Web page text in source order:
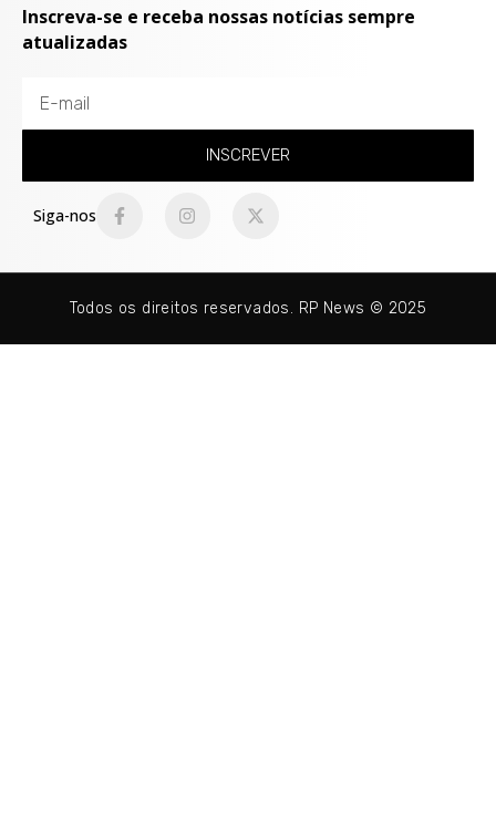
Inscreva-se e receba nossas notícias sempre
atualizadas
INSCREVER
Siga-nos
Todos os direitos reservados. RP News © 2025